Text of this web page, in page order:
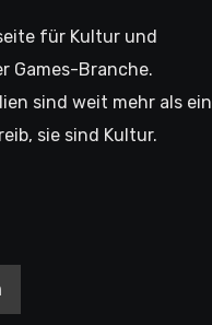
für Kultur und
Games-Branche.
sind weit mehr als ein
sie sind Kultur.